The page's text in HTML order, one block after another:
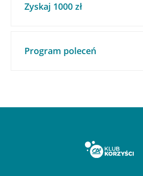
Zyskaj 1000 zł
Program poleceń